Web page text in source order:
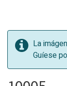
La
Guíese